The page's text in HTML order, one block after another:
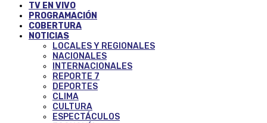
TV EN VIVO
PROGRAMACIÓN
COBERTURA
NOTICIAS
LOCALES Y REGIONALES
NACIONALES
INTERNACIONALES
REPORTE 7
DEPORTES
CLIMA
CULTURA
ESPECTÁCULOS